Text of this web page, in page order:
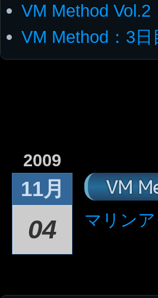
VM Method
VM Method：3
2009
11月
04
VM
マリン